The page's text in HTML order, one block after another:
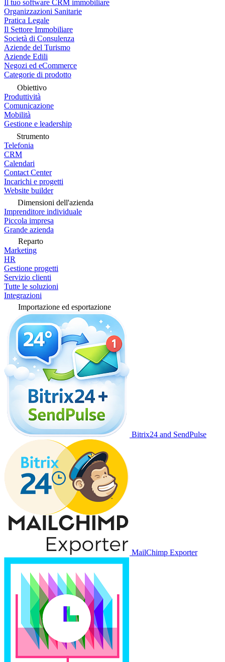
Il tuo software CRM immobiliare
Organizzazioni Sanitarie
Pratica Legale
Il Settore Immobiliare
Società di Consulenza
Aziende del Turismo
Aziende Edili
Negozi ed eCommerce
Categorie di prodotto
Obiettivo
Produttività
Comunicazione
Mobilità
Gestione e leadership
Strumento
Telefonia
CRM
Calendari
Contact Center
Incarichi e progetti
Website builder
Dimensioni dell'azienda
Imprenditore individuale
Piccola impresa
Grande azienda
Reparto
Marketing
HR
Gestione progetti
Servizio clienti
Tutte le soluzioni
Integrazioni
Importazione ed esportazione
Bitrix24 and SendPulse
MailChimp Exporter